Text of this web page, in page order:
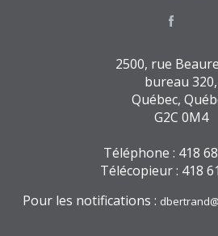
2500, rue
bureau 320,
Québec,
G2C 0M4
Téléphone : 418
Télécopieur : 418
Pour les notifications :